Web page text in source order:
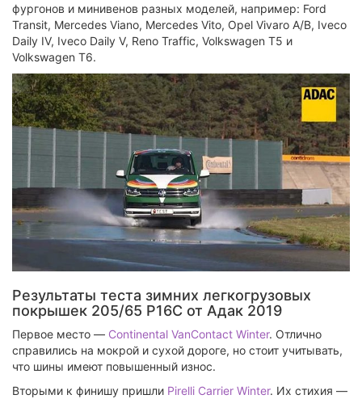
фургонов и минивенов разных моделей, например: Ford
Transit, Mercedes Viano, Mercedes Vito, Opel Vivaro A/B, Iveco
Daily IV, Iveco Daily V, Reno Traffic, Volkswagen T5 и
Volkswagen T6.
Результаты теста зимних легкогрузовых
покрышек 205/65 Р16C от Адак 2019
Первое место — Continental VanContact Winter. Отлично
справились на мокрой и сухой дороге, но стоит учитывать,
что шины имеют повышенный износ.
Вторыми к финишу пришли Pirelli Carrier Winter. Их стихия —